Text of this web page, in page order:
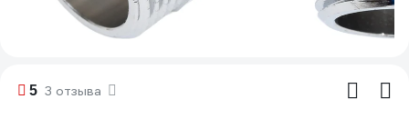
5 3 отзыва